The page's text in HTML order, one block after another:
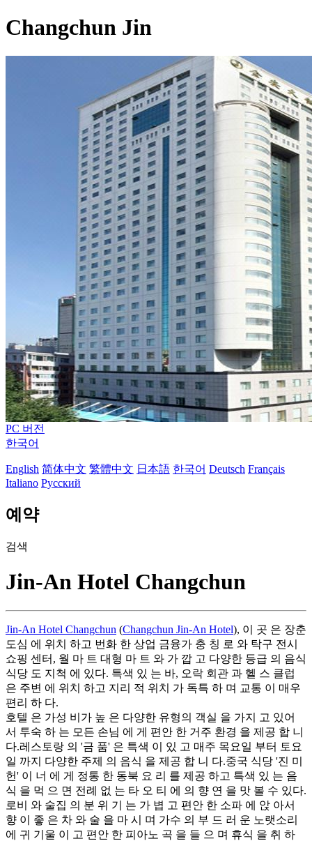
Changchun Jin
PC 버전
한국어
English 简体中文 繁體中文 日本語 한국어 Deutsch Français
Italiano Русский
예약
검색
Jin-An Hotel Changchun
Jin-An Hotel Changchun (Changchun Jin-An Hotel), 이 곳 은 장춘
도심 에 위치 하고 번화 한 상업 금융가 충 칭 로 와 탁구 전시
쇼핑 센터, 월 마 트 대형 마 트 와 가 깝 고 다양한 등급 의 음식
식당 도 지척 에 있다. 특색 있 는 바, 오락 회관 과 헬 스 클럽
은 주변 에 위치 하고 지리 적 위치 가 독특 하 며 교통 이 매우
편리 하 다.
호텔 은 가성 비가 높 은 다양한 유형의 객실 을 가지 고 있어
서 투숙 하 는 모든 손님 에 게 편안 한 거주 환경 을 제공 합 니
다.레스토랑 의 '금 품' 은 특색 이 있 고 매주 목요일 부터 토요
일 까지 다양한 주제 의 음식 을 제공 합 니 다.중국 식당 '진 미
헌' 이 너 에 게 정통 한 동북 요 리 를 제공 하고 특색 있 는 음
식 을 먹 으 면 전례 없 는 타 오 티 에 의 향 연 을 맛 볼 수 있다.
로비 와 술집 의 분 위 기 는 가 볍 고 편안 한 소파 에 앉 아서
향 이 좋 은 차 와 술 을 마 시 며 가수 의 부 드 러 운 노랫소리
에 귀 기울 이 고 편안 한 피아노 곡 을 들 으 며 휴식 을 취 하